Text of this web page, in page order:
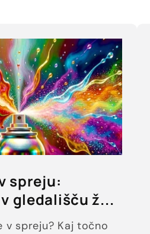
spreju:
gledališču ž...
v spreju? Kaj točno